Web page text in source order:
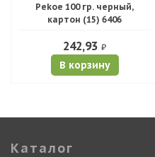
Pekoe 100 гр. черный,
картон (15) 6406
242,93 ₽
В корзину
Каталог